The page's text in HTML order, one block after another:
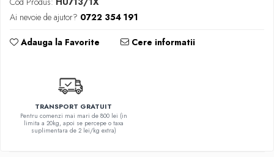
0W16
0W20
0W30
5W30
5W40
Ai nevoie de ajutor? 0722 354 191
Adauga la Favorite Cere informatii
TRANSPORT GRATUIT
Pentru comenzi mai mari de 800 lei (in
limita a 20kg, apoi se percepe o taxa
suplimentara de 2 lei/kg extra)